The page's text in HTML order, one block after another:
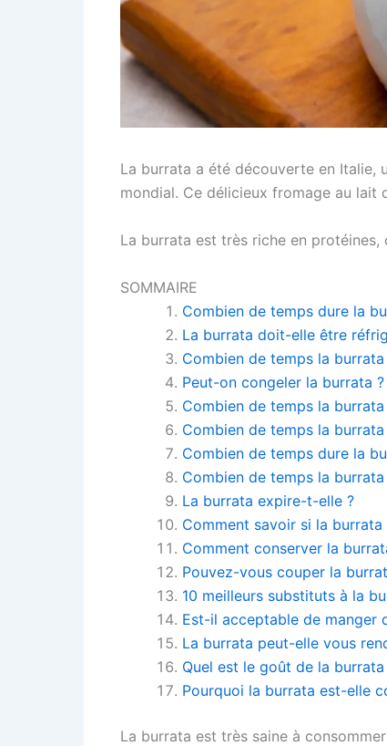
La burrata a été découverte en Italie,
mondial. Ce délicieux fromage au lait
La burrata est très riche en
SOMMAIRE
Combien de temps dure la
La burrata doit-elle être
Combien de temps la
Peut-on congeler la burrata ?
Combien de temps la
Combien de temps la
Combien de temps dure la
Combien de temps la
La burrata expire-t-elle ?
Comment savoir si la burrata
Comment conserver la
Pouvez-vous couper la
10 meilleurs substituts à la
Est-il acceptable de manger
La burrata peut-elle vous
Quel est le goût de la burrata
Pourquoi la burrata est-elle
La burrata est très saine à